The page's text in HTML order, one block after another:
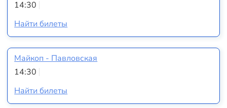
14:30
Найти билеты
Майкоп - Павловская
14:30
Найти билеты